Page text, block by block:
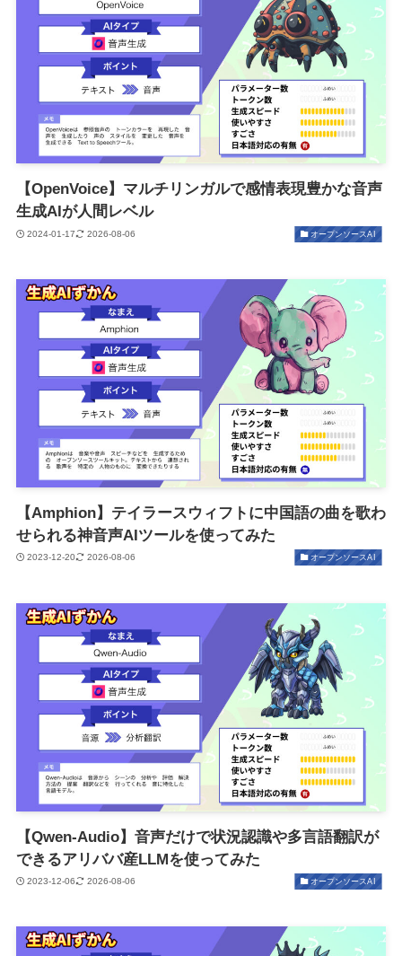
【OpenVoice】マルチリンガルで感情表現豊かな音声
生成AIが人間レベル
2024-01-17 2026-08-06 オープンソースAI
【Amphion】テイラースウィフトに中国語の曲を歌わ
せられる神音声AIツールを使ってみた
2023-12-20 2026-08-06 オープンソースAI
【Qwen-Audio】音声だけで状況認識や多言語翻訳が
できるアリババ産LLMを使ってみた
2023-12-06 2026-08-06 オープンソースAI